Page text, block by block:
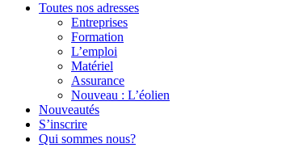
Toutes nos adresses
Entreprises
Formation
L’emploi
Matériel
Assurance
Nouveau : L’éolien
Nouveautés
S’inscrire
Qui sommes nous?